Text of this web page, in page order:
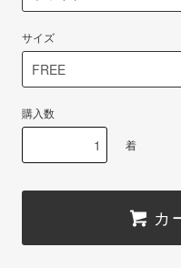
サイズ
購入数
着
カ